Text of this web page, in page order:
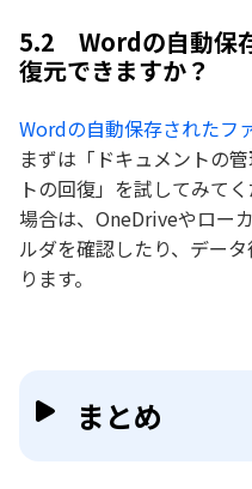
5.2 Wordの自動保
復元できますか？
Wordの自動保存されたフ
まずは「ドキュメントの
トの回復」を試してみて
場合は、OneDriveやロー
ルダを確認したり、デー
ります。
まとめ